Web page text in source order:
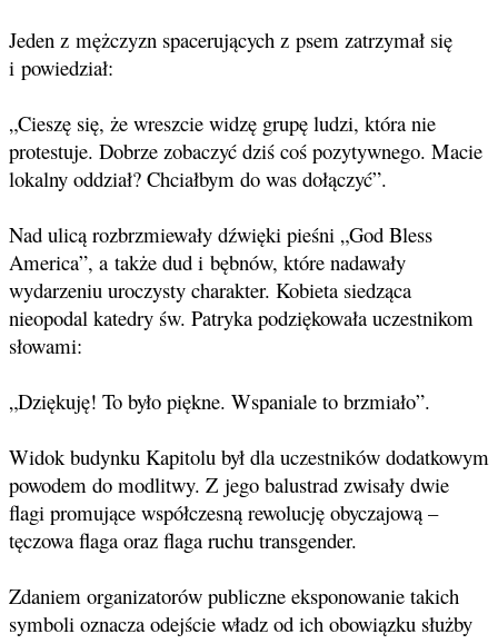
Jeden z mężczyzn spacerujących z psem zatrzymał się
i powiedział:
„Cieszę się, że wreszcie widzę grupę ludzi, która nie
protestuje. Dobrze zobaczyć dziś coś pozytywnego. Macie
lokalny oddział? Chciałbym do was dołączyć”.
Nad ulicą rozbrzmiewały dźwięki pieśni „God Bless
America”, a także dud i bębnów, które nadawały
wydarzeniu uroczysty charakter. Kobieta siedząca
nieopodal katedry św. Patryka podziękowała uczestnikom
słowami:
„Dziękuję! To było piękne. Wspaniale to brzmiało”.
Widok budynku Kapitolu był dla uczestników dodatkowym
powodem do modlitwy. Z jego balustrad zwisały dwie
flagi promujące współczesną rewolucję obyczajową –
tęczowa flaga oraz flaga ruchu transgender.
Zdaniem organizatorów publiczne eksponowanie takich
symboli oznacza odejście władz od ich obowiązku służby